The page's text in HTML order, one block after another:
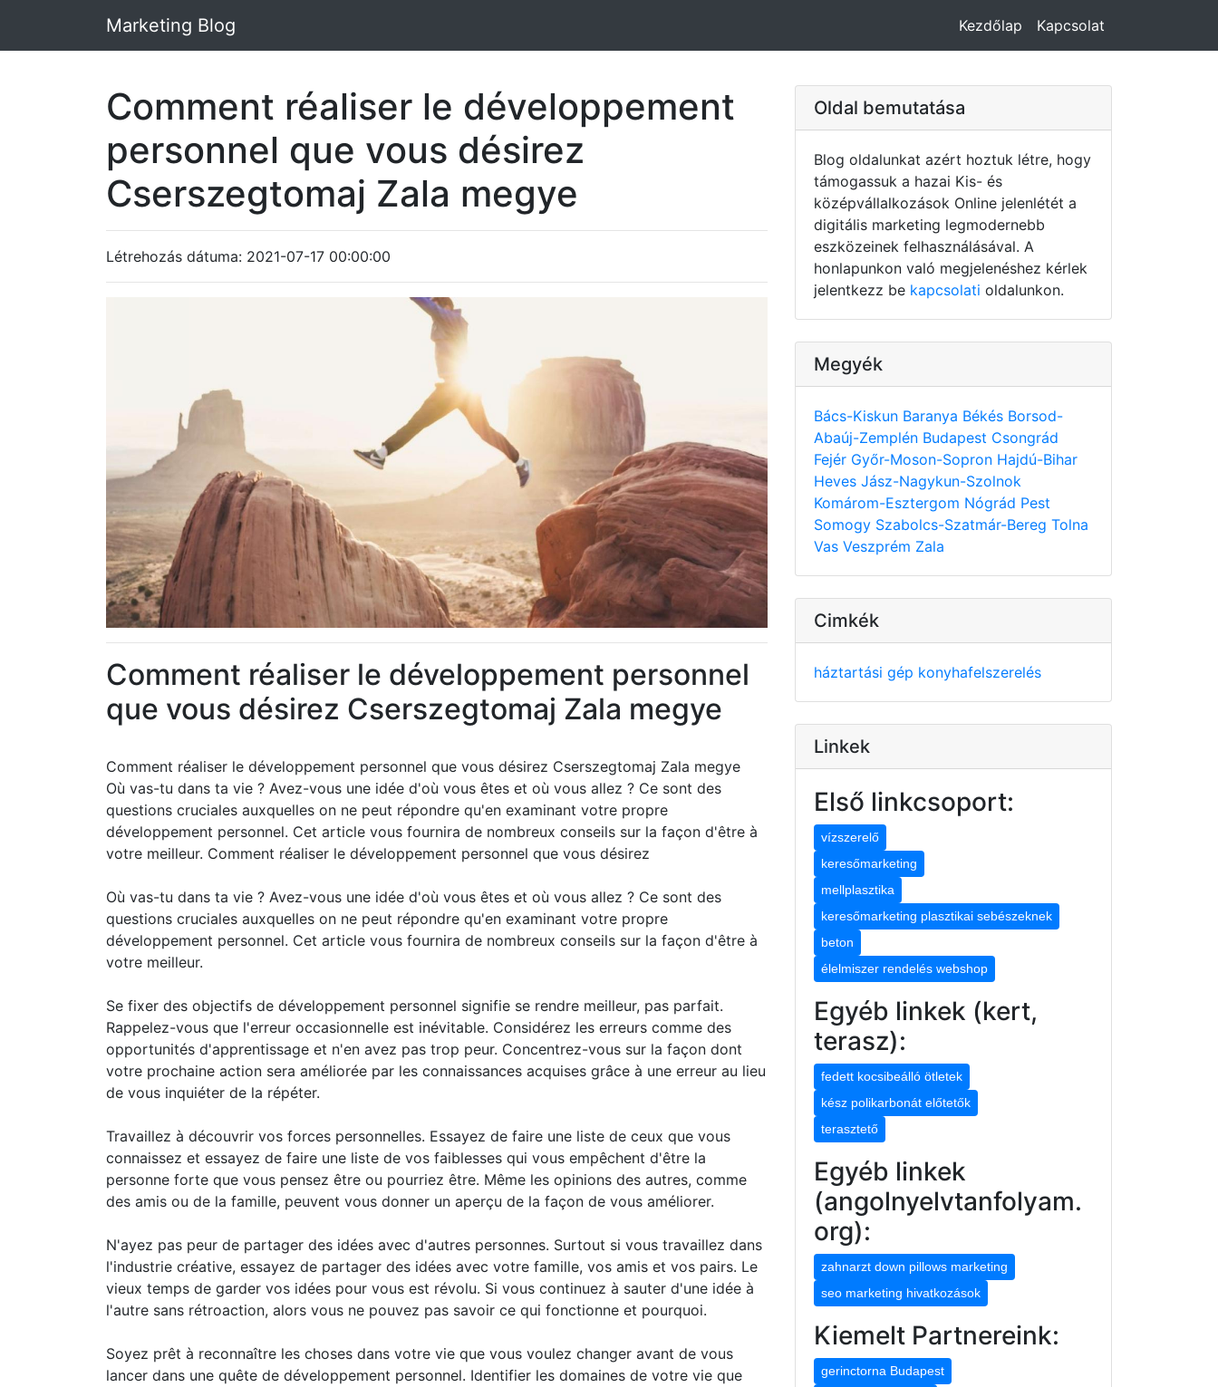
Marketing Blog Kezdőlap Kapcsolat
Comment réaliser le développement
personnel que vous désirez
Cserszegtomaj Zala megye
Létrehozás dátuma: 2021-07-17 00:00:00
Comment réaliser le développement personnel
que vous désirez Cserszegtomaj Zala megye
Comment réaliser le développement personnel que vous désirez Cserszegtomaj Zala megye
Où vas-tu dans ta vie ? Avez-vous une idée d'où vous êtes et où vous allez ? Ce sont des
questions cruciales auxquelles on ne peut répondre qu'en examinant votre propre
développement personnel. Cet article vous fournira de nombreux conseils sur la façon d'être à
votre meilleur. Comment réaliser le développement personnel que vous désirez
Où vas-tu dans ta vie ? Avez-vous une idée d'où vous êtes et où vous allez ? Ce sont des
questions cruciales auxquelles on ne peut répondre qu'en examinant votre propre
développement personnel. Cet article vous fournira de nombreux conseils sur la façon d'être à
votre meilleur.
Se fixer des objectifs de développement personnel signifie se rendre meilleur, pas parfait.
Rappelez-vous que l'erreur occasionnelle est inévitable. Considérez les erreurs comme des
opportunités d'apprentissage et n'en avez pas trop peur. Concentrez-vous sur la façon dont
votre prochaine action sera améliorée par les connaissances acquises grâce à une erreur au lieu
de vous inquiéter de la répéter.
Travaillez à découvrir vos forces personnelles. Essayez de faire une liste de ceux que vous
connaissez et essayez de faire une liste de vos faiblesses qui vous empêchent d'être la
personne forte que vous pensez être ou pourriez être. Même les opinions des autres, comme
des amis ou de la famille, peuvent vous donner un aperçu de la façon de vous améliorer.
N'ayez pas peur de partager des idées avec d'autres personnes. Surtout si vous travaillez dans
l'industrie créative, essayez de partager des idées avec votre famille, vos amis et vos pairs. Le
vieux temps de garder vos idées pour vous est révolu. Si vous continuez à sauter d'une idée à
l'autre sans rétroaction, alors vous ne pouvez pas savoir ce qui fonctionne et pourquoi.
Soyez prêt à reconnaître les choses dans votre vie que vous voulez changer avant de vous
lancer dans une quête de développement personnel. Identifier les domaines de votre vie que
Oldal bemutatása
Blog oldalunkat azért hoztuk létre, hogy
támogassuk a hazai Kis- és
középvállalkozások Online jelenlétét a
digitális marketing legmodernebb
eszközeinek felhasználásával. A
honlapunkon való megjelenéshez kérlek
jelentkezz be kapcsolati oldalunkon.
Megyék
Bács-Kiskun Baranya Békés Borsod-
Abaúj-Zemplén Budapest Csongrád
Fejér Győr-Moson-Sopron Hajdú-Bihar
Heves Jász-Nagykun-Szolnok
Komárom-Esztergom Nógrád Pest
Somogy Szabolcs-Szatmár-Bereg Tolna
Vas Veszprém Zala
Cimkék
háztartási gép konyhafelszerelés
Linkek
Első linkcsoport:
vízszerelő
keresőmarketing
mellplasztika
keresőmarketing plasztikai sebészeknek
beton
élelmiszer rendelés webshop
Egyéb linkek (kert,
terasz):
fedett kocsibeálló ötletek
kész polikarbonát előtetők
terasztető
Egyéb linkek
(angolnyelvtanfolyam.
org):
zahnarzt down pillows marketing
seo marketing hivatkozások
Kiemelt Partnereink:
gerinctorna Budapest